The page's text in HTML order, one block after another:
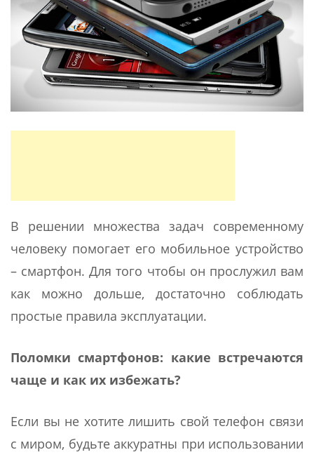
В решении множества задач современному
человеку помогает его мобильное устройство
– смартфон. Для того чтобы он прослужил вам
как можно дольше, достаточно соблюдать
простые правила эксплуатации.
Поломки смартфонов: какие встречаются
чаще и как их избежать?
Если вы не хотите лишить свой телефон связи
с миром, будьте аккуратны при использовании